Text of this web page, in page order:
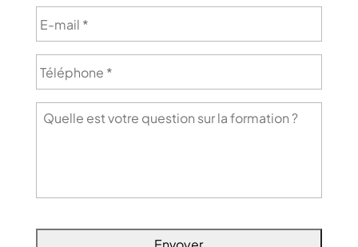
E-
mail *
Téléphone *
Message